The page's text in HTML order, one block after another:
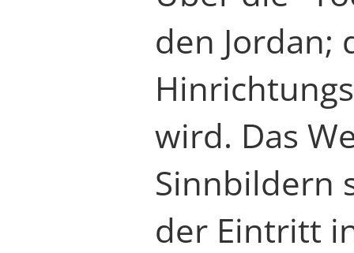
den Jordan;
wird. Das
Sinnbildern
der Eintritt